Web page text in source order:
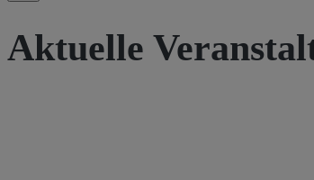
Aktuelle